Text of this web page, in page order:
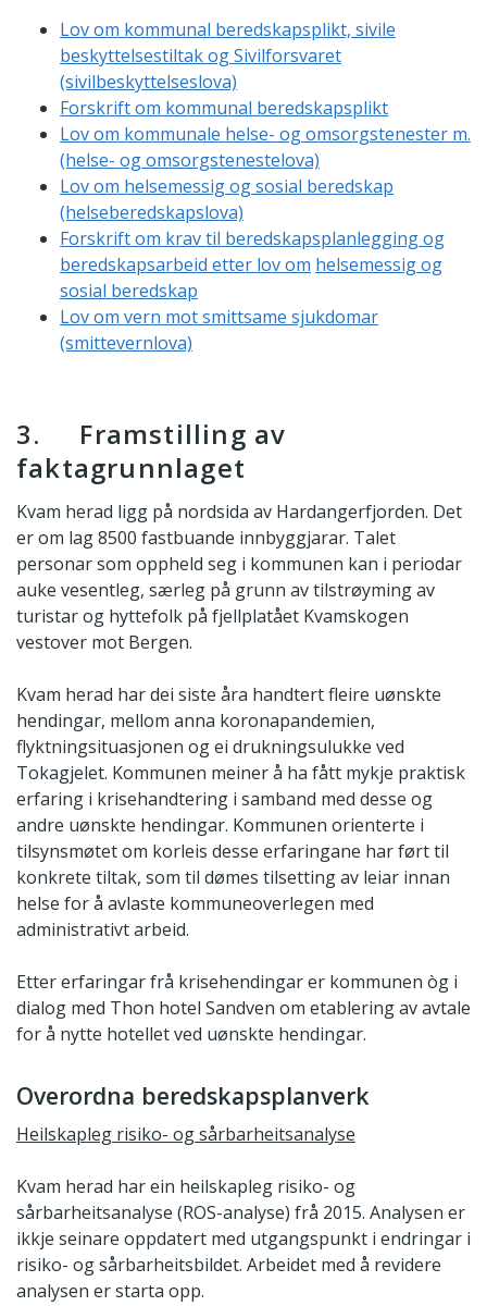
Lov om kommunal beredskapsplikt, sivile
beskyttelsestiltak og Sivilforsvaret
(sivilbeskyttelseslova)
Forskrift om kommunal beredskapsplikt
Lov om kommunale helse- og omsorgstenester m.
(helse- og omsorgstenestelova)
Lov om helsemessig og sosial beredskap
(helseberedskapslova)
Forskrift om krav til beredskapsplanlegging og
beredskapsarbeid etter lov om helsemessig og
sosial beredskap
Lov om vern mot smittsame sjukdomar
(smittevernlova)
3. Framstilling av
faktagrunnlaget
Kvam herad ligg på nordsida av Hardangerfjorden. Det
er om lag 8500 fastbuande innbyggjarar. Talet
personar som oppheld seg i kommunen kan i periodar
auke vesentleg, særleg på grunn av tilstrøyming av
turistar og hyttefolk på fjellplatået Kvamskogen
vestover mot Bergen.
Kvam herad har dei siste åra handtert fleire uønskte
hendingar, mellom anna koronapandemien,
flyktningsituasjonen og ei drukningsulukke ved
Tokagjelet. Kommunen meiner å ha fått mykje praktisk
erfaring i krisehandtering i samband med desse og
andre uønskte hendingar. Kommunen orienterte i
tilsynsmøtet om korleis desse erfaringane har ført til
konkrete tiltak, som til dømes tilsetting av leiar innan
helse for å avlaste kommuneoverlegen med
administrativt arbeid.
Etter erfaringar frå krisehendingar er kommunen òg i
dialog med Thon hotel Sandven om etablering av avtale
for å nytte hotellet ved uønskte hendingar.
Overordna beredskapsplanverk
Heilskapleg risiko- og sårbarheitsanalyse
Kvam herad har ein heilskapleg risiko- og
sårbarheitsanalyse (ROS-analyse) frå 2015. Analysen er
ikkje seinare oppdatert med utgangspunkt i endringar i
risiko- og sårbarheitsbildet. Arbeidet med å revidere
analysen er starta opp.